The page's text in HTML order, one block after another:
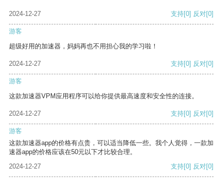
2024-12-27 支持[0] 反对[0]
游客
超级好用的加速器，妈妈再也不用担心我的学习啦！
2024-12-27 支持[0] 反对[0]
游客
这款加速器VPM应用程序可以给你提供最高速度和安全性的连接。
2024-12-27 支持[0] 反对[0]
游客
这款加速器app的价格有点贵，可以适当降低一些。我个人觉得，一款加
速器app的价格应该在50元以下才比较合理。
2024-12-27
支持[0] 反对[0]